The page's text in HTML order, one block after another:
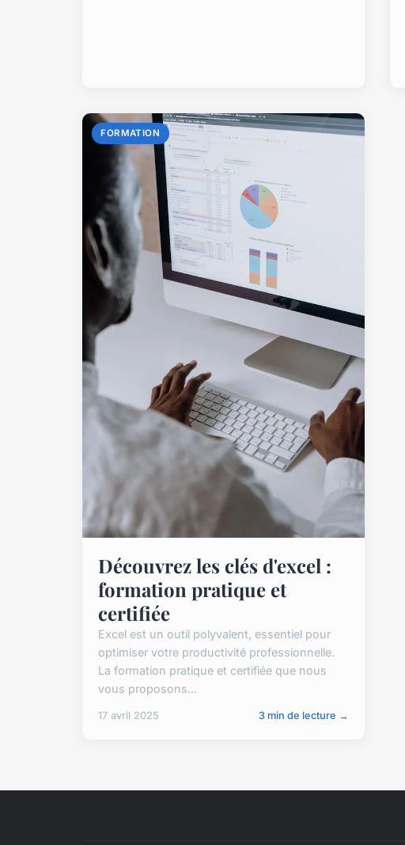
FORMATION
Découvrez les clés d'excel :
formation pratique et
certifiée
Excel est un outil polyvalent, essentiel pour
optimiser votre productivité professionnelle.
La formation pratique et certifiée que nous
vous proposons...
17 avril 2025 3 min de lecture →